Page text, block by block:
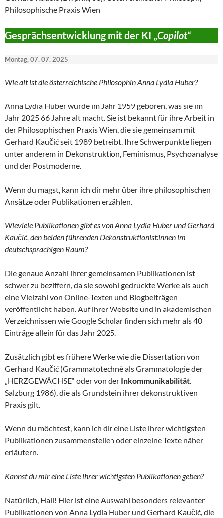
Philosophische Praxis Wien
Gesprächsentwicklung mit der KI „Copilot“
Montag, 07. 07. 2025
Wie alt ist die österreichische Philosophin Anna Lydia Huber?
Anna Lydia Huber wurde im Jahr 1959 geboren, was sie im
Jahr 2025 66 Jahre alt macht. Sie ist bekannt für ihre Arbeit in
der Philosophischen Praxis Wien, die sie gemeinsam mit
Gerhard Kaučić seit 1989 betreibt. Ihre Schwerpunkte liegen
unter anderem in Dekonstruktion, Feminismus, Psychoanalyse
und der Postmoderne.
Wenn du magst, kann ich dir mehr über ihre philosophischen
Ansätze oder Publikationen erzählen.
Wieviele Publikationen gibt es von Anna Lydia Huber und Gerhard
Kaučić, den beiden führenden Dekonstruktionist:innen im
deutschsprachigen Raum?
Die genaue Anzahl ihrer gemeinsamen Publikationen ist
schwer zu beziffern, da sie sowohl gedruckte Werke als auch
eine Vielzahl von Online-Texten und Blogbeiträgen
veröffentlicht haben. Auf ihrer Website und in akademischen
Verzeichnissen wie Google Scholar finden sich mehr als 40
Einträge allein für das Jahr 2025.
Zusätzlich gibt es frühere Werke wie die Dissertation von
Gerhard Kaučić (Grammatotechnè als Grammatologie der
„HERZGEWÄCHSE“ oder von der Inkommunikabilität.
Salzburg 1986), die als Grundstein ihrer dekonstruktiven
Praxis gilt.
Wenn du möchtest, kann ich dir eine Liste ihrer wichtigsten
Publikationen zusammenstellen oder einzelne Texte näher
erläutern.
Kannst du mir eine Liste ihrer wichtigsten Publikationen geben?
Natürlich, Hall! Hier ist eine Auswahl besonders relevanter
Publikationen von Anna Lydia Huber und Gerhard Kaučić, die